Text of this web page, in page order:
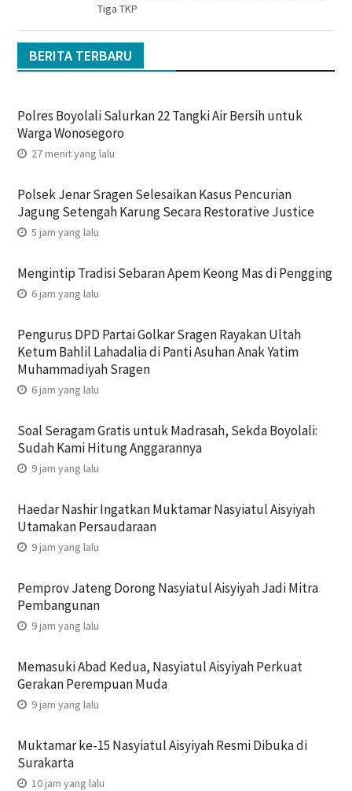
Tiga TKP
BERITA TERBARU
Polres Boyolali Salurkan 22 Tangki Air Bersih untuk
Warga Wonosegoro
27 menit yang lalu
Polsek Jenar Sragen Selesaikan Kasus Pencurian
Jagung Setengah Karung Secara Restorative Justice
5 jam yang lalu
Mengintip Tradisi Sebaran Apem Keong Mas di Pengging
6 jam yang lalu
Pengurus DPD Partai Golkar Sragen Rayakan Ultah
Ketum Bahlil Lahadalia di Panti Asuhan Anak Yatim
Muhammadiyah Sragen
6 jam yang lalu
Soal Seragam Gratis untuk Madrasah, Sekda Boyolali:
Sudah Kami Hitung Anggarannya
9 jam yang lalu
Haedar Nashir Ingatkan Muktamar Nasyiatul Aisyiyah
Utamakan Persaudaraan
9 jam yang lalu
Pemprov Jateng Dorong Nasyiatul Aisyiyah Jadi Mitra
Pembangunan
9 jam yang lalu
Memasuki Abad Kedua, Nasyiatul Aisyiyah Perkuat
Gerakan Perempuan Muda
9 jam yang lalu
Muktamar ke-15 Nasyiatul Aisyiyah Resmi Dibuka di
Surakarta
10 jam yang lalu